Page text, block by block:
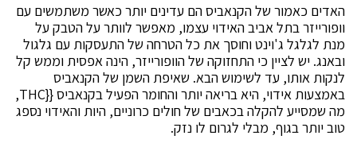
האדים כאמור של הקנאביס הם עדינים יותר כאשר משתמשים עם
וופורייזר בתל אביב האידוי עצמו, מאפשר לוותר על הטבק על
מנת לגלגל ג'וינט וחוסך את כל הטרחה של התעסקות עם גלגול
ובאנג. יש לציין כי התחזוקה של הוופורייזר, הינה אפסית וממש קל
לנקות אותו, עד לשימוש הבא. שאיפת השמן של הקנאביס
באמצעות אידוי, היא בריאה יותר והחומר הפעיל בקנאביס {{THC,
מה שמסייע להקלה בכאבים של חולים כרוניים, היות והאידוי נספג
טוב יותר בגוף, מבלי לגרום לו נזק.